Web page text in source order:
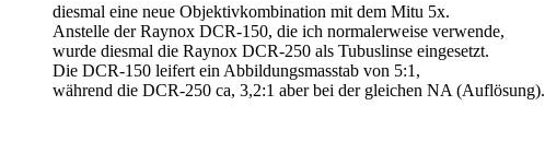
diesmal eine neue Objektivkombination mit dem Mitu 5x.
Anstelle der Raynox DCR-150, die ich normalerweise verwende,
wurde diesmal die Raynox DCR-250 als Tubuslinse eingesetzt.
Die DCR-150 leifert ein Abbildungsmasstab von 5:1,
während die DCR-250 ca, 3,2:1 aber bei der gleichen NA (Auflösung).